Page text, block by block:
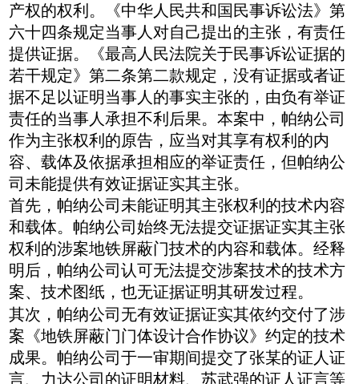
产权的权利。《中华人民共和国民事诉讼法》第
六十四条规定当事人对自己提出的主张，有责任
提供证据。《最高人民法院关于民事诉讼证据的
若干规定》第二条第二款规定，没有证据或者证
据不足以证明当事人的事实主张的，由负有举证
责任的当事人承担不利后果。本案中，帕纳公司
作为主张权利的原告，应当对其享有权利的内
容、载体及依据承担相应的举证责任，但帕纳公
司未能提供有效证据证实其主张。
首先，帕纳公司未能证明其主张权利的技术内容
和载体。帕纳公司始终无法提交证据证实其主张
权利的涉案地铁屏蔽门技术的内容和载体。经释
明后，帕纳公司认可无法提交涉案技术的技术方
案、技术图纸，也无证据证明其研发过程。
其次，帕纳公司无有效证据证实其依约交付了涉
案《地铁屏蔽门门体设计合作协议》约定的技术
成果。帕纳公司于一审期间提交了张某的证人证
言、力达公司的证明材料、苏武强的证人证言等